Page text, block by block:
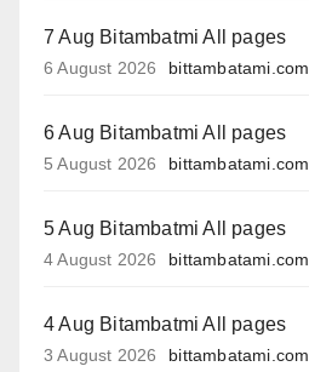
7 Aug Bitambatmi All pages
6 August 2026 bittambatami.com
6 Aug Bitambatmi All pages
5 August 2026 bittambatami.com
5 Aug Bitambatmi All pages
4 August 2026 bittambatami.com
4 Aug Bitambatmi All pages
3 August 2026 bittambatami.com